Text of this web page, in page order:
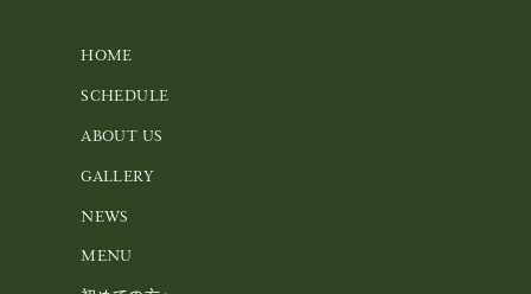
HOME
SCHEDULE
ABOUT US
GALLERY
NEWS
MENU